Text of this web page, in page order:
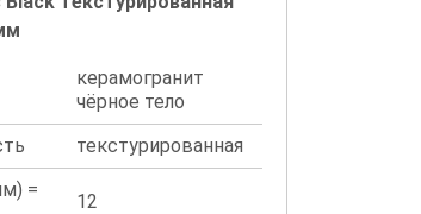
керамогранит
чёрное тело
текстурированная
=
12